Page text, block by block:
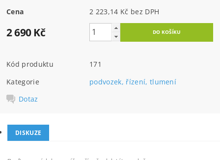
Cena 2 223,14 Kč bez DPH
2 690 Kč
Kód produktu
171
Kategorie
podvozek, řízení, tlumení
Dotaz
DISKUZE